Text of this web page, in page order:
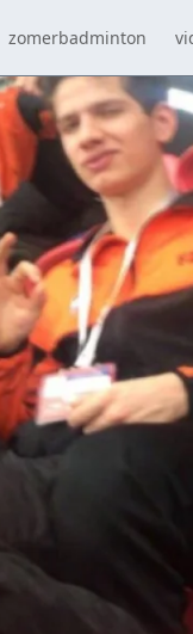
zomerbadminton